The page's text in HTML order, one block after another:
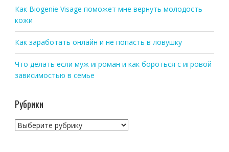
Как Biogenie Visage поможет мне вернуть молодость
кожи
Как заработать онлайн и не попасть в ловушку
Что делать если муж игроман и как бороться с игровой
зависимостью в семье
Рубрики
Рубрики